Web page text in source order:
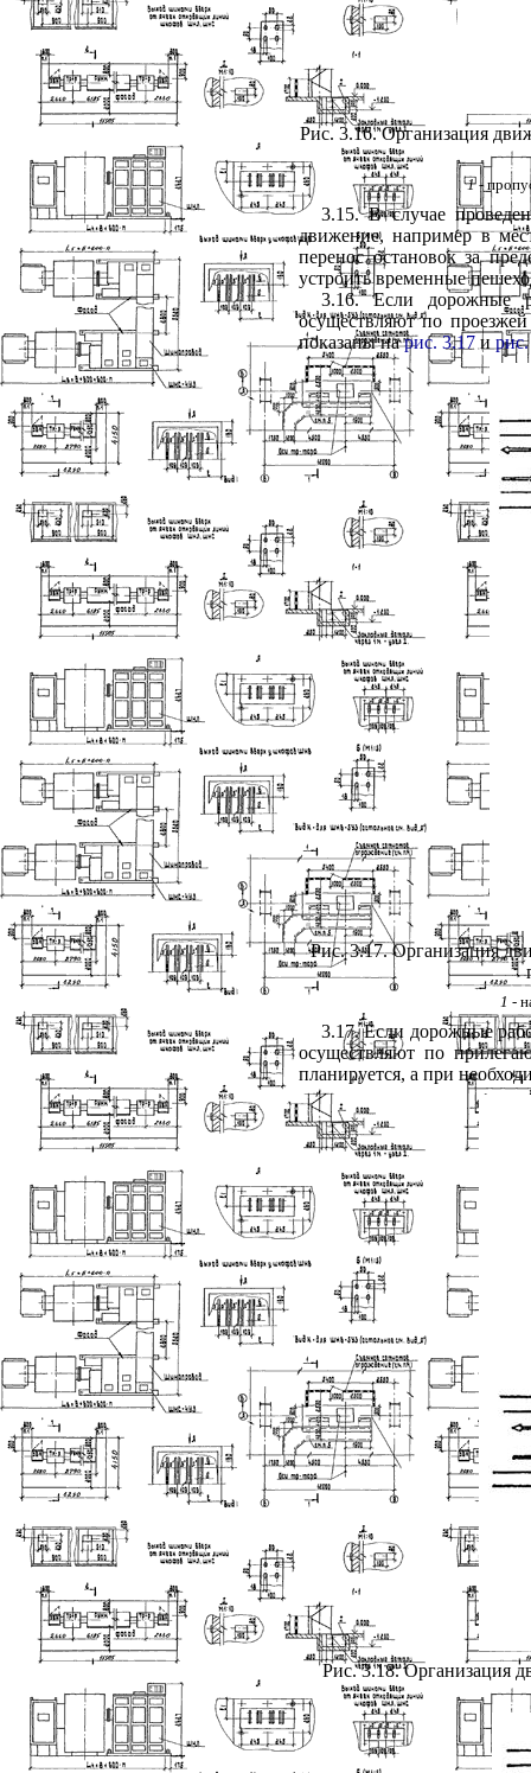
Рис. 3.16. Организация
1-
3.15. В случае
движение, например в
перенос остановок за
устроить временные
3.16. Если дорожные
осуществляют по
показаны нарис. 3.17 и
Рис. 3.17. Организация
1 -
3.17. Если дорожные
осуществляют по
планируется, а при
Рис. 3.18. Организация